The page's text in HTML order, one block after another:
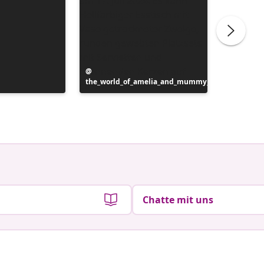
veröffentlicht
von
the_world_of_amelia_and_mummy_
Chatte mit uns